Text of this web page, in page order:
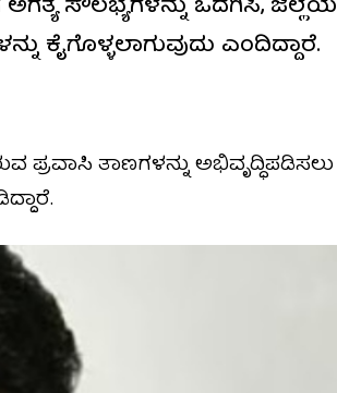
ಕೈಗೊಳ್ಳಲಾಗುವುದು ಎಂದಿದ್ದಾರೆ.
ತಾಣಗಳನ್ನು ಅಭಿವೃದ್ಧಿಪಡಿಸಲು